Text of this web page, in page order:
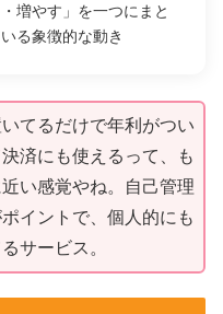
増やす」を一つにまと
る象徴的な動き
てるだけで年利がつい
済にも使えるって、も
い感覚やね。自己管理
イントで、個人的にも
サービス。